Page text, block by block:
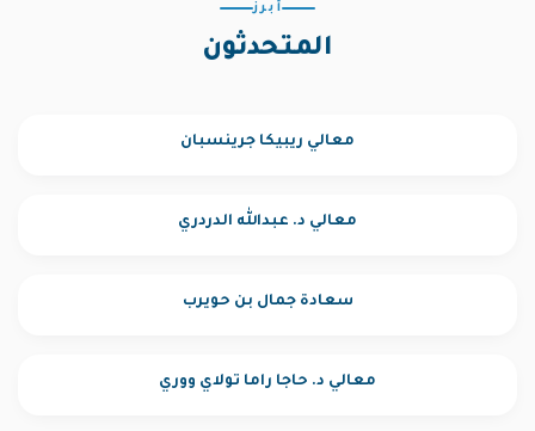
أبرز
المتحدثون
معالي ريبيكا جرينسبان
معالي د. عبدالله الدردري
سعادة جمال بن حويرب
معالي د. حاجا راما تولاي ووري